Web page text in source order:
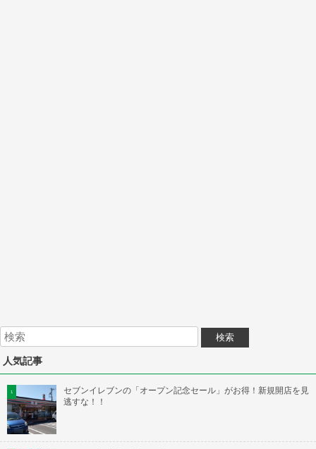
人気記事
セブンイレブンの「オープン記念セール」がお得！新規開店を見
逃すな！！